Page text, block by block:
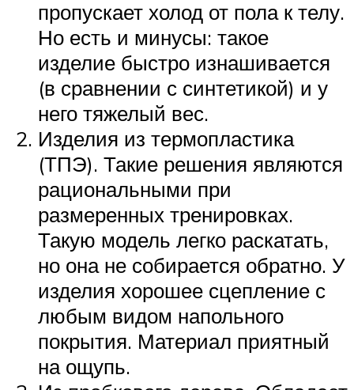
пропускает холод от пола к телу.
Но есть и минусы: такое
изделие быстро изнашивается
(в сравнении с синтетикой) и у
него тяжелый вес.
Изделия из термопластика
(ТПЭ). Такие решения являются
рациональными при
размеренных тренировках.
Такую модель легко раскатать,
но она не собирается обратно. У
изделия хорошее сцепление с
любым видом напольного
покрытия. Материал приятный
на ощупь.